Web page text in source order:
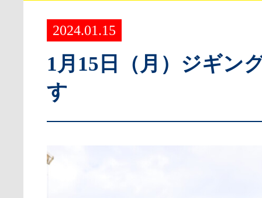
2024.01.15
1月15日（月）ジギン
す